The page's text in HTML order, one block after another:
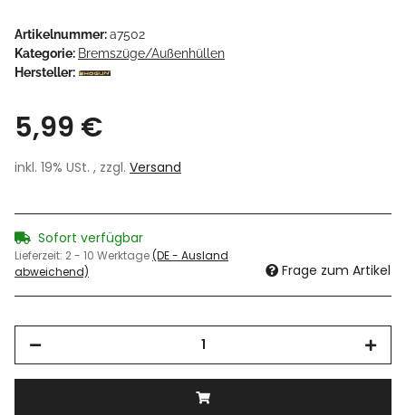
Artikelnummer:a7502
Kategorie: Bremszüge/Außenhüllen
Hersteller:
5,99 €
inkl. 19% USt. , zzgl. Versand
Sofort verfügbar
Lieferzeit: 2 - 10 Werktage(DE - Ausland
abweichend)
Frage zum Artikel